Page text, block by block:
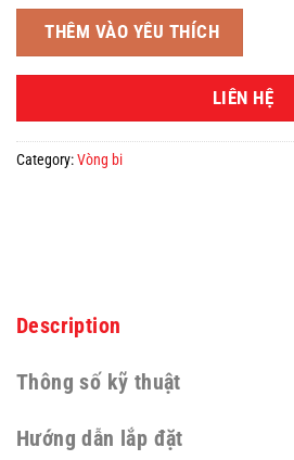
THÊM VÀO YÊU THÍCH
LIÊN HỆ
Category:Vòng bi
Description
Thông số kỹ thuật
Hướng dẫn lắp đặt